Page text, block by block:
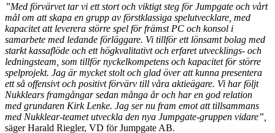
”Med förvärvet tar vi ett stort och viktigt steg för Jumpgate och vårt
mål om att skapa en grupp av förstklassiga spelutvecklare, med
kapacitet att leverera större spel för främst PC och konsol i
samarbete med ledande förläggare. Vi tillför ett lönsamt bolag med
starkt kassaflöde och ett högkvalitativt och erfaret utvecklings- och
ledningsteam, som tillför nyckelkompetens och kapacitet för större
spelprojekt. Jag är mycket stolt och glad över att kunna presentera
ett så offensivt och positivt förvärv till våra aktieägare. Vi har följt
Nukklears framgångar sedan många år och har en god relation
med grundaren Kirk Lenke. Jag ser nu fram emot att tillsammans
med Nukklear-teamet utveckla den nya Jumpgate-gruppen vidare”,
säger Harald Riegler, VD för Jumpgate AB.